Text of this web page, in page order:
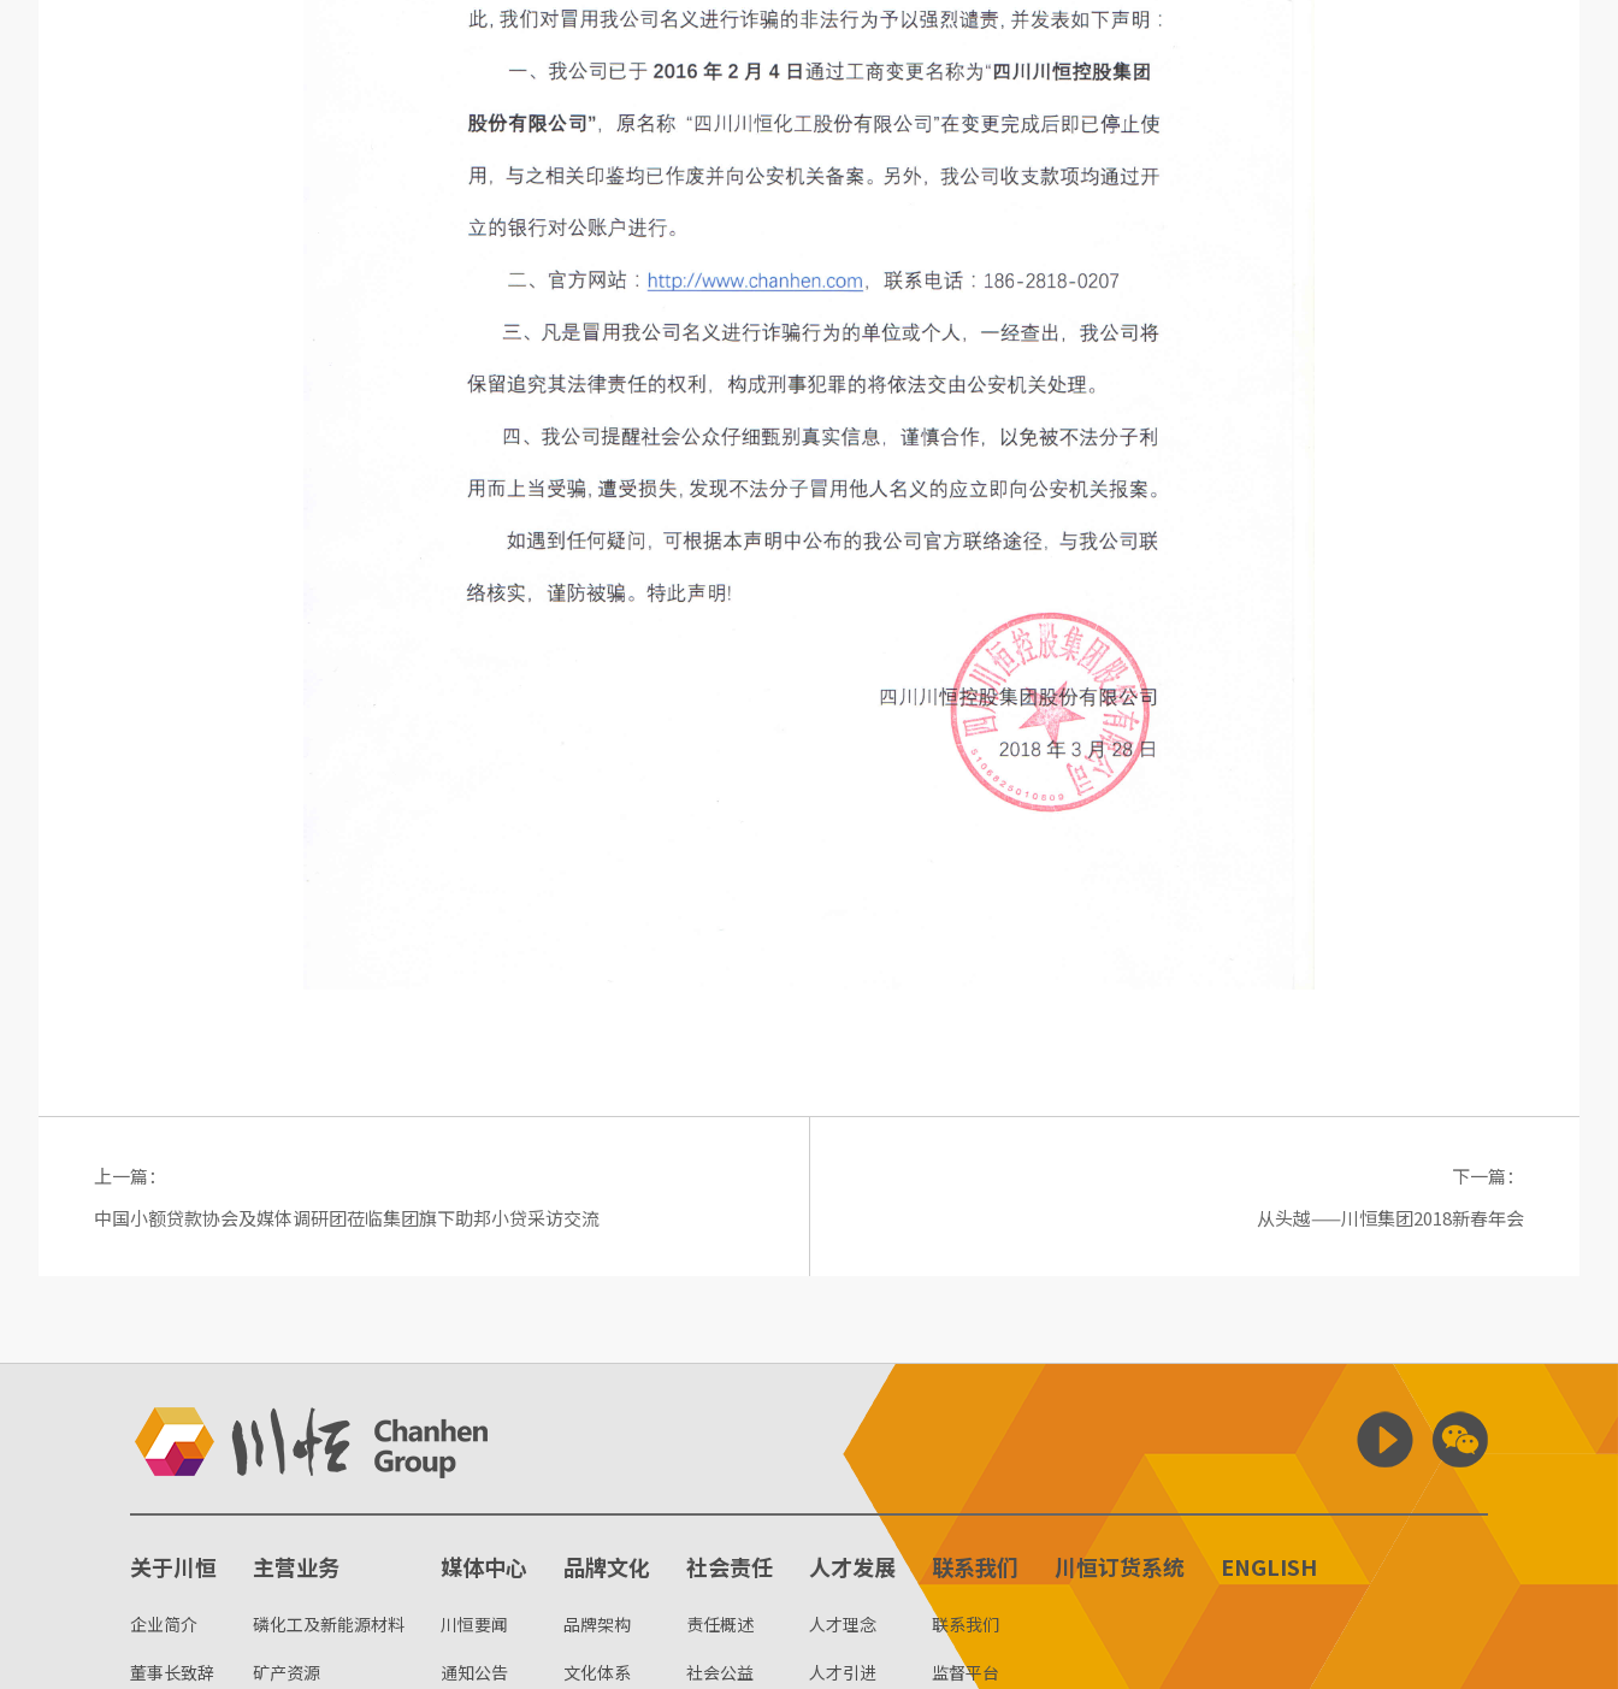
上一篇：
中国小额贷款协会及媒体调研团莅临集团旗下助邦小贷采访交流
下一篇：
从头越——川恒集团2018新春年会
关于川恒
企业简介
董事长致辞
主营业务
磷化工及新能源材料
矿产资源
媒体中心
川恒要闻
通知公告
品牌文化
品牌架构
文化体系
社会责任
责任概述
社会公益
人才发展
人才理念
人才引进
联系我们
联系我们
监督平台
川恒订货系统 ENGLISH